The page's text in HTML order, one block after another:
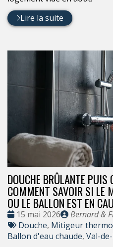
Lire la suite
DOUCHE BRÛLANTE PUIS
COMMENT SAVOIR SI LE
OU LE BALLON EST EN
Date
:
15 mai 2026
Publié
par
Bernard &
Tags
:
Douche, Mitigeur
Ballon d'eau chaude, Val-